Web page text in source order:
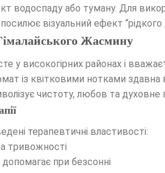
водоспаду або туману. Для
візуальний ефект “рідкого
Жасмину
у високогірних районах і
із квітковими нотками
чистоту, любов та духовне
терапевтичні властивості:
тривожності
при безсонні